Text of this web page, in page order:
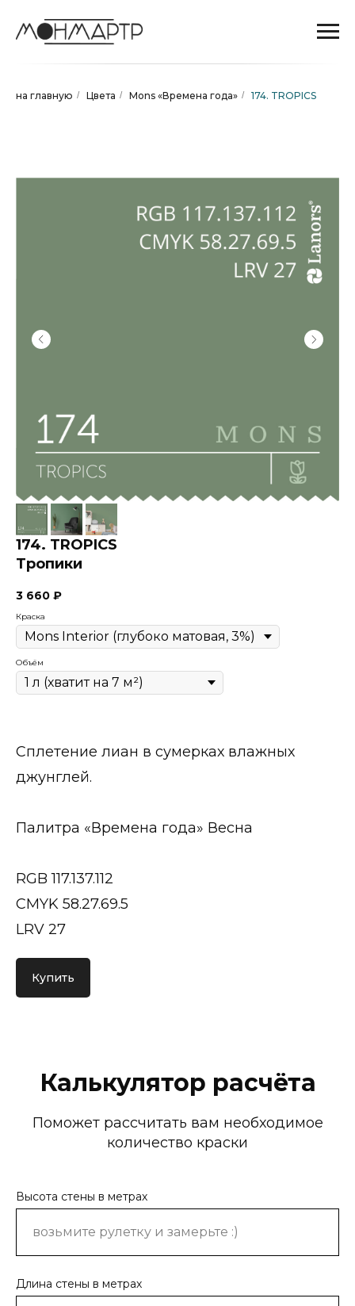
на главную / Цвета / Mons «Времена года» / 174. TROPICS
174. TROPICS
Тропики
3 660 ₽
Краска
Объём
Сплетение лиан в сумерках влажных
джунглей.
Палитра «Времена года» Весна
RGB 117.137.112
CMYK 58.27.69.5
LRV 27
Купить
Калькулятор расчёта
Поможет рассчитать вам необходимое
количество краски
Высота стены в метрах
Длина стены в метрах